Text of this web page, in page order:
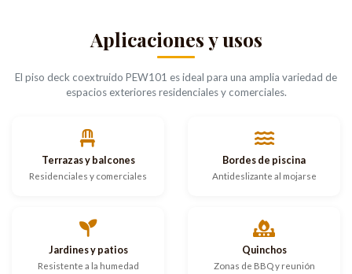
Aplicaciones y usos
El piso deck coextruido PEW101 es ideal para una amplia variedad de
espacios exteriores residenciales y comerciales.
Terrazas y balcones
Residenciales y comerciales
Bordes de piscina
Antideslizante al mojarse
Jardines y patios
Resistente a la humedad
Quinchos
Zonas de BBQ y reunión